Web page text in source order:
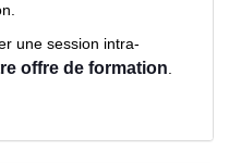
une session intra-
offre de formation.